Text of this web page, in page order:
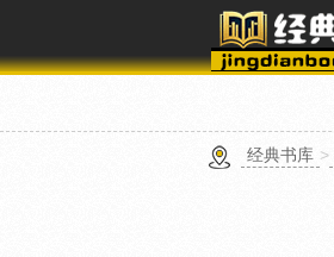
经典书库 >